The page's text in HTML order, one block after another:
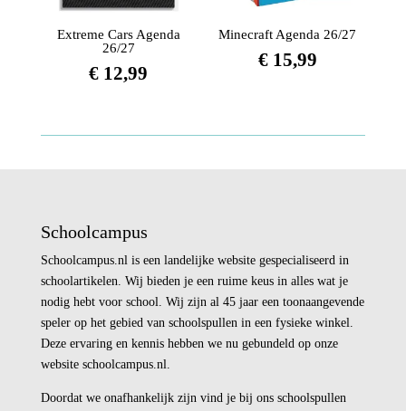
Extreme Cars Agenda
26/27
€ 12,99
Minecraft Agenda 26/27
€15,99
Schoolcampus
Schoolcampus.nl is een landelijke website gespecialiseerd in
schoolartikelen. Wij bieden je een ruime keus in alles wat je
nodig hebt voor school. Wij zijn al 45 jaar een toonaangevende
speler op het gebied van schoolspullen in een fysieke winkel.
Deze ervaring en kennis hebben we nu gebundeld op onze
website schoolcampus.nl.
Doordat we onafhankelijk zijn vind je bij ons schoolspullen